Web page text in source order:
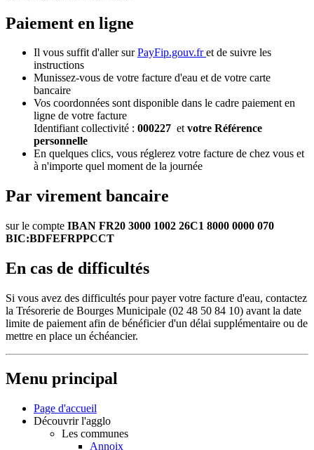
Paiement en ligne
Il vous suffit d'aller surPayFip.gouv.fret de suivre les
instructions
Munissez-vous de votre facture d'eau et de votre carte
bancaire
Vos coordonnées sont disponible dans le cadre paiement en
ligne de votre facture
Identifiant collectivité : 000227 etvotre Référence
personnelle
En quelques clics, vous réglerez votre facture de chez vous et
à n'importe quel moment de la journée
Par virement bancaire
sur le compte IBAN FR20 3000 1002 26C1 8000 0000 070
BIC:BDFEFRPPCCT
En cas de difficultés
Si vous avez des difficultés pour payer votre facture d'eau, contactez
la Trésorerie de Bourges Municipale (02 48 50 84 10) avant la date
limite de paiement afin de bénéficier d'un délai supplémentaire ou de
mettre en place un échéancier.
Menu principal
Page d'accueil
Découvrir l'agglo
Les communes
Annoix